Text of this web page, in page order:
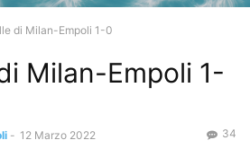
di Milan-Empoli 1-0
Milan-Empoli 1-
- 12 Marzo 2022 34